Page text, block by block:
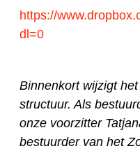
https://
dl=0
Binnenkort wijzigt
structuur. Als
onze voorzitter
bestuurder van het